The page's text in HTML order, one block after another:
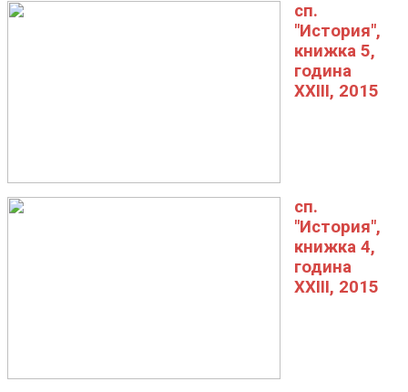
сп.
"История",
книжка 5,
година
XXIII, 2015
сп.
"История",
книжка 4,
година
XXIII, 2015